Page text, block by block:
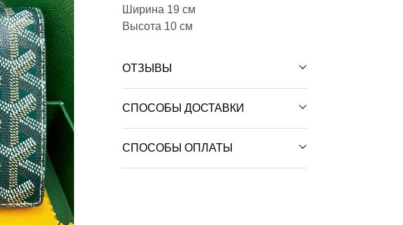
Ширина 19 см
Высота 10 см
ОТЗЫВЫ
СПОСОБЫ ДОСТАВКИ
СПОСОБЫ ОПЛАТЫ